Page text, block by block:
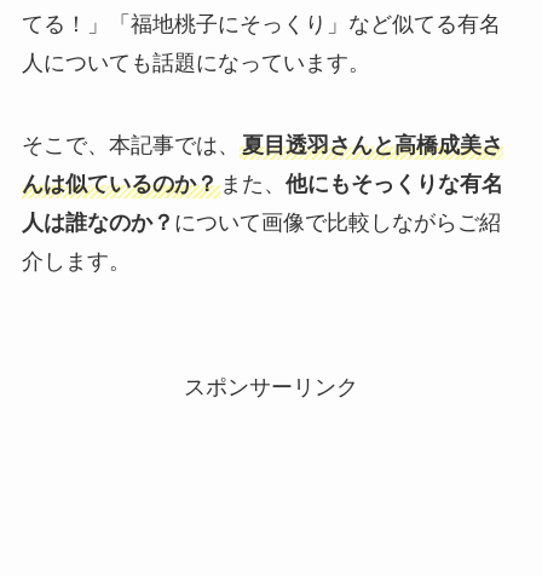
てる！」「福地桃子にそっくり」など似てる有名
人についても話題になっています。
そこで、本記事では、 夏目透羽さんと高橋成美さ
んは似ているのか？また、 他にもそっくりな有名
人は誰なのか？ について画像で比較しながらご紹
介します。
スポンサーリンク